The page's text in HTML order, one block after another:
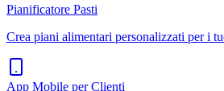
Pianificatore Pasti
Crea piani alimentari personalizzati per i
App Mobile per Clienti